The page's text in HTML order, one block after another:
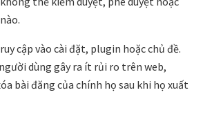
cập vào cài đặt, plugin hoặc chủ đề.
dùng gây ra ít rủi ro trên web,
bài đăng của chính họ sau khi họ xuất